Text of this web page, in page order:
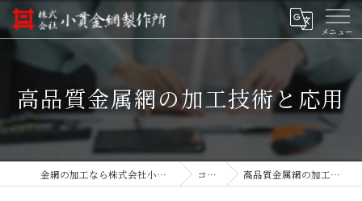
高品質金属網の加工技術と応用
金網の加工なら株式会社小貫金網製作所 コラム 高品質金属網の加工技術と応用